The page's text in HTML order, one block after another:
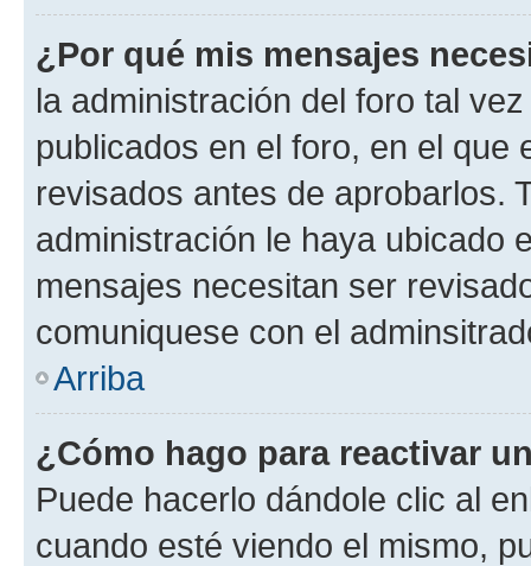
¿Por qué mis mensajes
la administración del foro tal
publicados en el foro, en el
revisados antes de aprobarlos.
administración le haya ubicado
mensajes necesitan ser
comuniquese con el
Arriba
¿Cómo hago para reactivar
Puede hacerlo dándole clic al
cuando esté viendo el mismo,